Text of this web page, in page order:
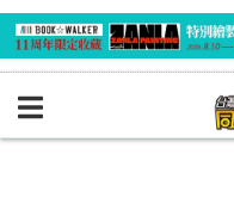
BOOKY書集倉庫